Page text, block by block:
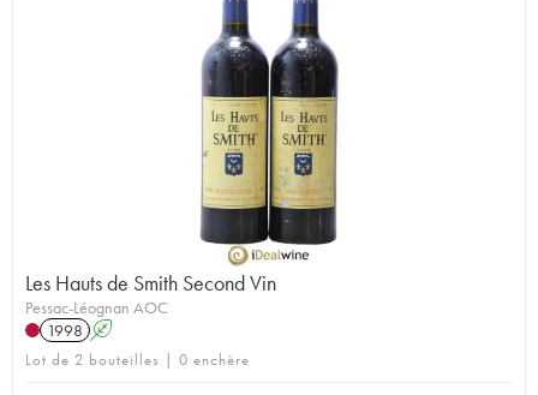
Les Hauts de Smith Second Vin
Pessac-Léognan AOC
1998 A
Lot de 2 bouteilles | 0 enchère